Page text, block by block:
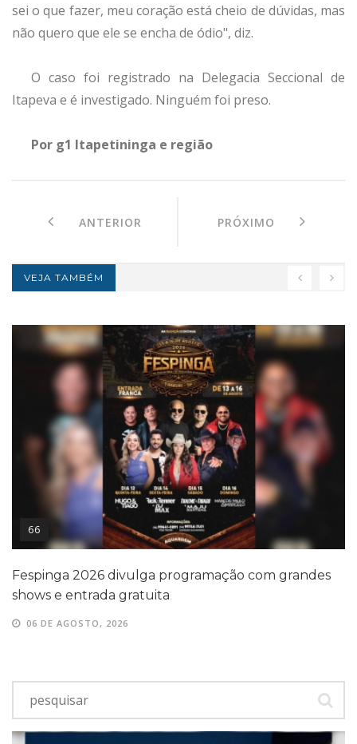
sei o que fazer, meu coração está cheio de dúvidas, mas
não quero que ele se encha de ódio", diz.
O caso foi registrado na Delegacia Seccional de
Itapeva e é investigado. Ninguém foi preso.
Por g1 Itapetininga e região
ANTERIOR PRÓXIMO
VEJA TAMBÉM
66
Fespinga 2026 divulga programação com grandes
shows e entrada gratuita
06 DE AGOSTO, 2026